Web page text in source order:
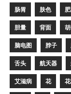
肠胃 肤色
胆量 背面
脑电图 脖子
舌头 航天器
艾滋病 花